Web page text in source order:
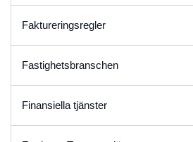
Faktureringsregler
Fastighetsbranschen
Finansiella tjänster